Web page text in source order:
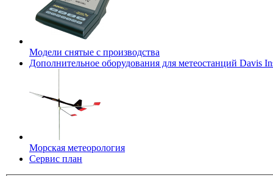
Модели снятые с производства
Дополнительное оборудования для метеостанций Davis
Морская метеорология
Сервис план